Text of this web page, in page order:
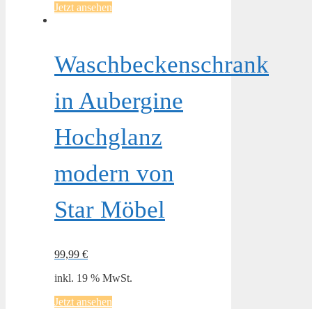
Jetzt ansehen
Waschbeckenschrank
in Aubergine
Hochglanz
modern von
Star Möbel
99,99 €
inkl. 19 % MwSt.
Jetzt ansehen